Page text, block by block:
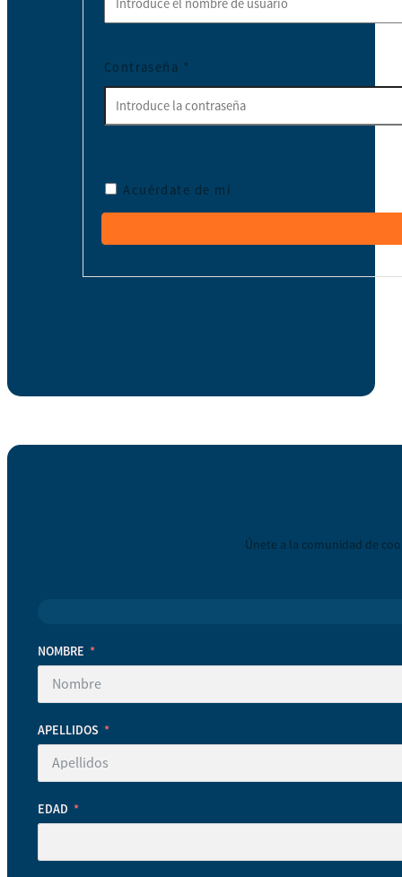
Contraseña *
Acuérdate de mí
Únete a la comunidad de
NOMBRE
APELLIDOS
EDAD